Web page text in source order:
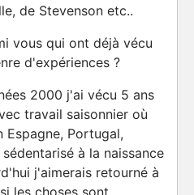
de Stevenson etc..
vous qui ont déjà vécu
d'expériences ?
2000 j'ai vécu 5 ans
travail saisonnier où
Espagne, Portugal,
à la naissance
j'aimerais retourné à
les choses sont